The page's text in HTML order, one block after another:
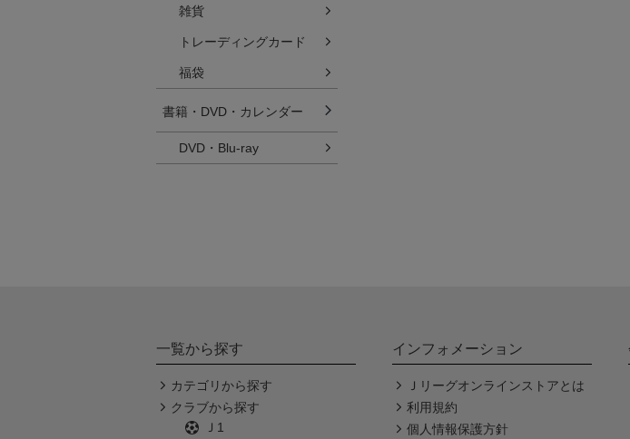
雑貨
トレーディングカード
福袋
書籍・DVD・カレンダー
DVD・Blu-ray
一覧から探す
カテゴリから探す
クラブから探す
Ｊ1
インフォメーション
Ｊリーグオンラインストアとは
利用規約
個人情報保護方針